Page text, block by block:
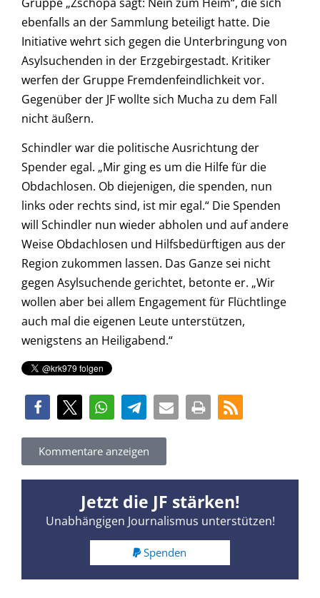
ebenfalls an der Sammlung beteiligt hatte. Die
Initiative wehrt sich gegen die Unterbringung von
Asylsuchenden in der Erzgebirgestadt. Kritiker
werfen der Gruppe Fremdenfeindlichkeit vor.
Gegenüber der JF wollte sich Mucha zu dem Fall
nicht äußern.
Schindler war die politische Ausrichtung der
Spender egal. „Mir ging es um die Hilfe für die
Obdachlosen. Ob diejenigen, die spenden, nun
links oder rechts sind, ist mir egal.“ Die Spenden
will Schindler nun wieder abholen und auf andere
Weise Obdachlosen und Hilfsbedürftigen aus der
Region zukommen lassen. Das Ganze sei nicht
gegen Asylsuchende gerichtet, betonte er. „Wir
wollen aber bei allem Engagement für Flüchtlinge
auch mal die eigenen Leute unterstützen,
wenigstens an Heiligabend.“
Kommentare anzeigen
Jetzt die JF stärken!
Unabhängigen Journalismus unterstützen!
Spenden